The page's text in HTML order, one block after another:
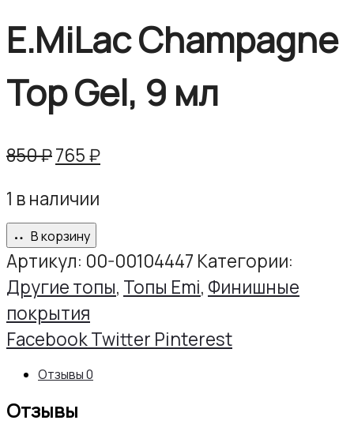
E.MiLac Champagne
Top Gel, 9 мл
850₽Первоначальная
составляла
850 ₽.
765₽Текущая
1 в наличии
В корзину
Артикул: 00-00104447 Категории:
Другие топы, Топы Emi, Финишные
покрытия
Share
FacebookTwitter Pinterest
Отзывы0
Отзывы